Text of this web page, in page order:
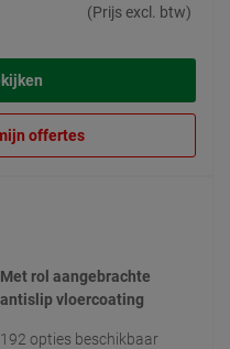
(Prijs excl. btw)
offertes
Met rol aangebrachte
antislip vloercoating
192 opties beschikbaar